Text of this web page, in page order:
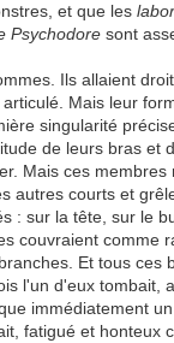
et que les
Psychodore sont
Ils allaient
Mais leur
singularité
de leurs bras et
Mais ces membres
autres courts et
: sur la tête, sur le
couvraient comme
Et tous ces
l'un d'eux tombait,
immédiatement
fatigué et honteux